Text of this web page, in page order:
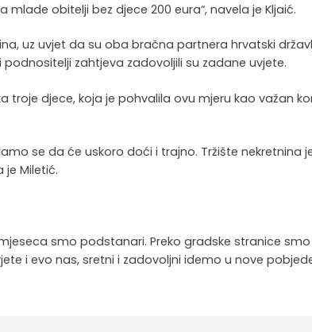
obitelji bez djece 200 eura“, navela je Kljaić.
uz uvjet da su oba bračna partnera hrvatski
zahtjeva zadovoljili su zadane uvjete.
troje djece, koja je pohvalila ovu mjeru kao važan
se da će uskoro doći i trajno. Tržište nekretnina
je Miletić.
smo podstanari. Preko gradske stranice
i evo nas, sretni i zadovoljni idemo u nove